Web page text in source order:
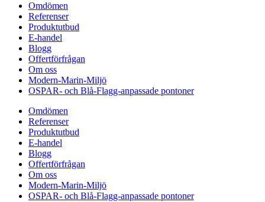
Omdömen
Referenser
Produktutbud
E-handel
Blogg
Offertförfrågan
Om oss
Modern-Marin-Miljö
OSPAR- och Blå-Flagg-anpassade pontoner
Omdömen
Referenser
Produktutbud
E-handel
Blogg
Offertförfrågan
Om oss
Modern-Marin-Miljö
OSPAR- och Blå-Flagg-anpassade pontoner